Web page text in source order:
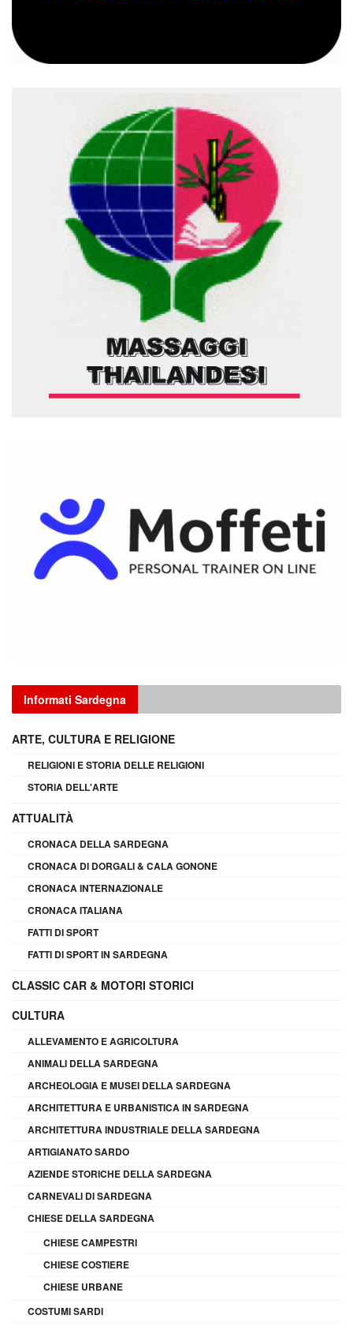
Informati Sardegna
ARTE, CULTURA E RELIGIONE
RELIGIONI E STORIA DELLE RELIGIONI
STORIA DELL'ARTE
ATTUALITÀ
CRONACA DELLA SARDEGNA
CRONACA DI DORGALI & CALA GONONE
CRONACA INTERNAZIONALE
CRONACA ITALIANA
FATTI DI SPORT
FATTI DI SPORT IN SARDEGNA
CLASSIC CAR & MOTORI STORICI
CULTURA
ALLEVAMENTO E AGRICOLTURA
ANIMALI DELLA SARDEGNA
ARCHEOLOGIA E MUSEI DELLA SARDEGNA
ARCHITETTURA E URBANISTICA IN SARDEGNA
ARCHITETTURA INDUSTRIALE DELLA SARDEGNA
ARTIGIANATO SARDO
AZIENDE STORICHE DELLA SARDEGNA
CARNEVALI DI SARDEGNA
CHIESE DELLA SARDEGNA
CHIESE CAMPESTRI
CHIESE COSTIERE
CHIESE URBANE
COSTUMI SARDI